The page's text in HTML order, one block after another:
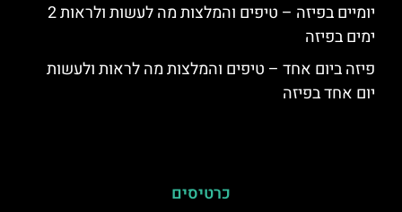
יומיים בפיזה – טיפים והמלצות מה לעשות ולראות 2
ימים בפיזה
פיזה ביום אחד – טיפים והמלצות מה לראות ולעשות
יום אחד בפיזה
כרטיסים